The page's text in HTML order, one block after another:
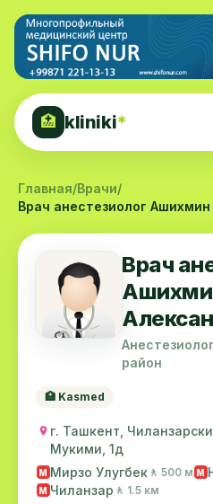
🏥 kliniki*
Главная/Врачи/
Врач анестезиолог
Врач
район
🏥 Kasmed
г. Ташкент,
Мукими, 1д
M Мирзо Улугбек 🚶 500 м M
M Чиланзар 🚶 1.5 км